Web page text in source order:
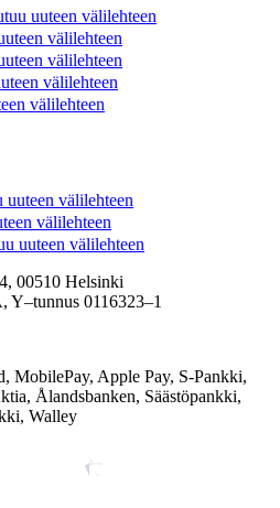
uuteen välilehteen
välilehteen
välilehteen
välilehteen
välilehteen
uuteen välilehteen
välilehteen
uuteen välilehteen
00510 Helsinki
Y–tunnus 0116323–1
MobilePay, Apple Pay, S-Pankki,
Ålandsbanken, Säästöpankki,
Walley